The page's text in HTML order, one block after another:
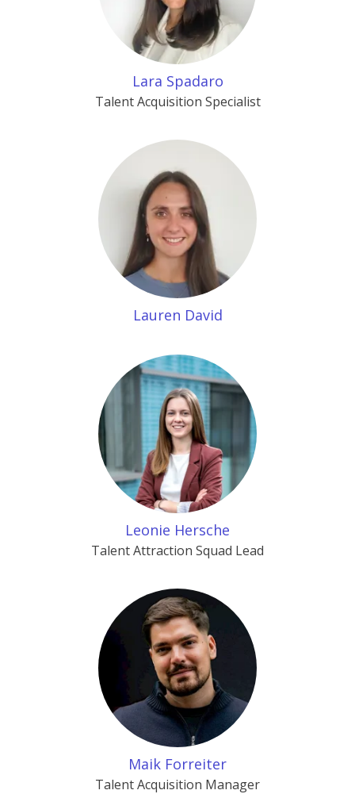
Lara Spadaro
Talent Acquisition Specialist
Lauren David
Leonie Hersche
Talent Attraction Squad Lead
Maik Forreiter
Talent Acquisition Manager